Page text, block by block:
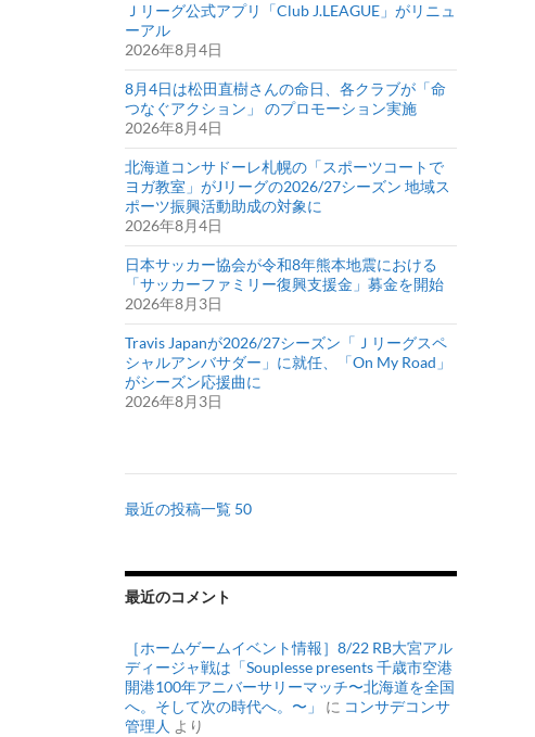
Ｊリーグ公式アプリ「Club J.LEAGUE」がリニュ
ーアル
2026年8月4日
8月4日は松田直樹さんの命日、各クラブが「命
つなぐアクション」 のプロモーション実施
2026年8月4日
北海道コンサドーレ札幌の「スポーツコートで
ヨガ教室」がJリーグの2026/27シーズン 地域ス
ポーツ振興活動助成の対象に
2026年8月4日
日本サッカー協会が令和8年熊本地震における
「サッカーファミリー復興支援金」募金を開始
2026年8月3日
Travis Japanが2026/27シーズン「Ｊリーグスペ
シャルアンバサダー」に就任、「On My Road」
がシーズン応援曲に
2026年8月3日
最近の投稿一覧 50
最近のコメント
［ホームゲームイベント情報］8/22 RB大宮アル
ディージャ戦は「Souplesse presents 千歳市空港
開港100年アニバーサリーマッチ〜北海道を全国
へ。そして次の時代へ。〜」
に コンサデコンサ
管理人 より